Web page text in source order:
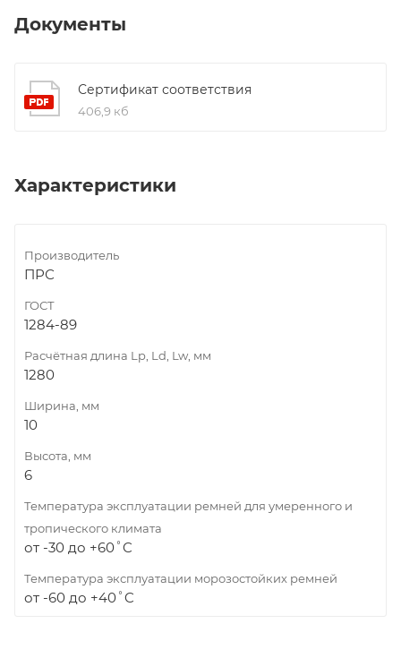
Документы
Сертификат соответствия
406,9 кб
Характеристики
Производитель
ПРС
ГОСТ
1284-89
Расчётная длина Lp, Ld, Lw, мм
1280
Ширина, мм
10
Высота, мм
6
Температура эксплуатации ремней для умеренного и
тропического климата
от -30 до +60˚C
Температура эксплуатации морозостойких ремней
от -60 до +40˚C